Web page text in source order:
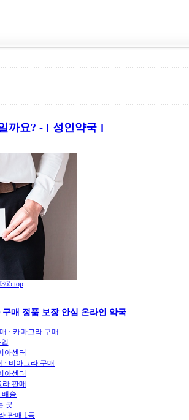
까요? - [ 성인약국 ]
매 정품 보장 안심 온라인 약국
· 카마그라 구매
아센터
· 비아그라 구매
아센터
라 판매
배송
곳
판매 1등